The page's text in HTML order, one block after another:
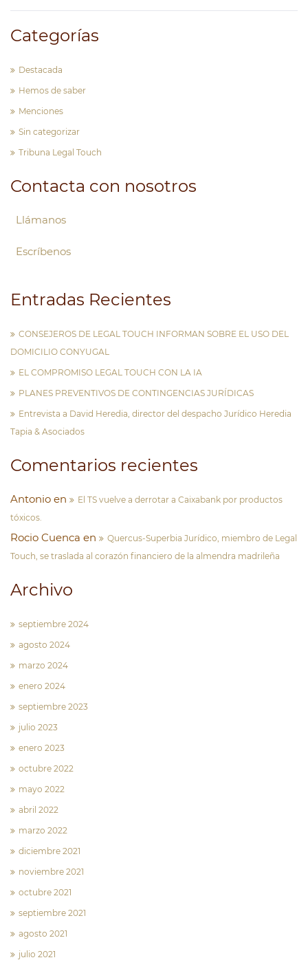
Categorías
Destacada
Hemos de saber
Menciones
Sin categorizar
Tribuna Legal Touch
Contacta con nosotros
Llámanos
Escríbenos
Entradas Recientes
CONSEJEROS DE LEGAL TOUCH INFORMAN SOBRE EL USO DEL
DOMICILIO CONYUGAL
EL COMPROMISO LEGAL TOUCH CON LA IA
PLANES PREVENTIVOS DE CONTINGENCIAS JURÍDICAS
Entrevista a David Heredia, director del despacho Jurídico Heredia
Tapia & Asociados
Comentarios recientes
Antonio en
El TS vuelve a derrotar a Caixabank por productos
tóxicos.
Rocio Cuenca en
Quercus-Superbia Jurídico, miembro de Legal
Touch, se traslada al corazón financiero de la almendra madrileña
Archivo
septiembre 2024
agosto 2024
marzo 2024
enero 2024
septiembre 2023
julio 2023
enero 2023
octubre 2022
mayo 2022
abril 2022
marzo 2022
diciembre 2021
noviembre 2021
octubre 2021
septiembre 2021
agosto 2021
julio 2021